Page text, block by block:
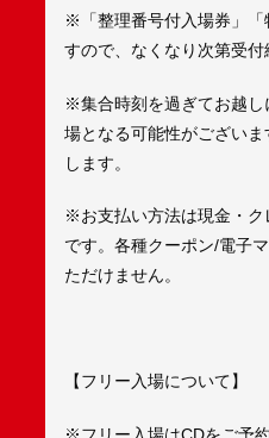
※「整理番号付入場券」「
すので、なくなり次第受付
※集合時刻を過ぎてお越し
場となる可能性がござい
します。
※お支払い方法は現金・ク
です。各種クーポン/電子
ただけません。
【フリー入場について】